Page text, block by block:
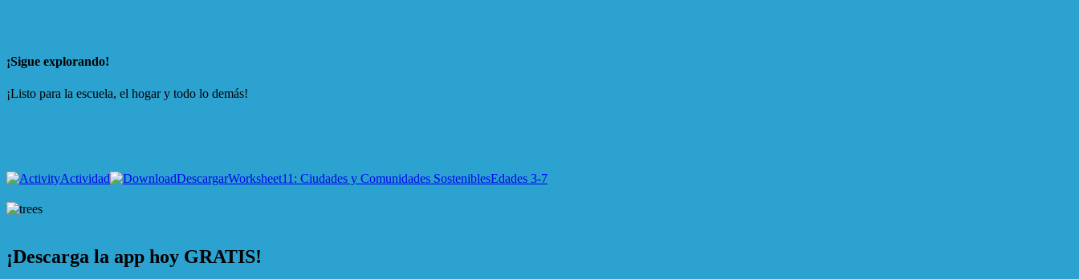
¡Sigue explorando!
¡Listo para la escuela, el hogar y todo lo demás!
Actividad DescargarWorksheet11: Ciudades y Comunidades SosteniblesEdades 3-7
¡Descarga la app hoy GRATIS!